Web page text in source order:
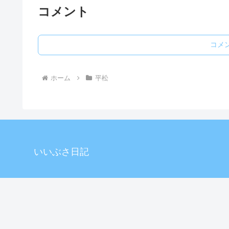
コメント
コメ
ホーム 平松
いいぶさ日記